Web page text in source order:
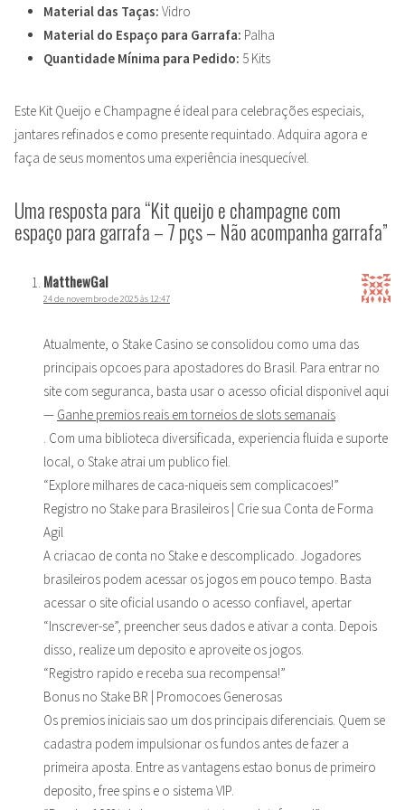
Material das Taças: Vidro
Material do Espaço para Garrafa: Palha
Quantidade Mínima para Pedido: 5 Kits
Este Kit Queijo e Champagne é ideal para celebrações especiais,
jantares refinados e como presente requintado. Adquira agora e
faça de seus momentos uma experiência inesquecível.
Uma resposta para “Kit queijo e champagne com
espaço para garrafa – 7 pçs – Não acompanha garrafa”
MatthewGal
24 de novembro de 2025 às 12:47
Atualmente, o Stake Casino se consolidou como uma das
principais opcoes para apostadores do Brasil. Para entrar no
site com seguranca, basta usar o acesso oficial disponivel aqui
— Ganhe premios reais em torneios de slots semanais
. Com uma biblioteca diversificada, experiencia fluida e suporte
local, o Stake atrai um publico fiel.
“Explore milhares de caca-niqueis sem complicacoes!”
Registro no Stake para Brasileiros | Crie sua Conta de Forma
Agil
A criacao de conta no Stake e descomplicado. Jogadores
brasileiros podem acessar os jogos em pouco tempo. Basta
acessar o site oficial usando o acesso confiavel, apertar
“Inscrever-se”, preencher seus dados e ativar a conta. Depois
disso, realize um deposito e aproveite os jogos.
“Registro rapido e receba sua recompensa!”
Bonus no Stake BR | Promocoes Generosas
Os premios iniciais sao um dos principais diferenciais. Quem se
cadastra podem impulsionar os fundos antes de fazer a
primeira aposta. Entre as vantagens estao bonus de primeiro
deposito, free spins e o sistema VIP.